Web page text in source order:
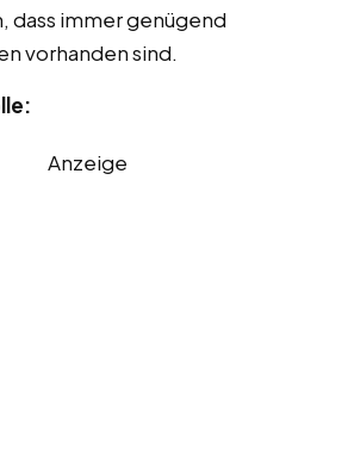
dass immer genügend
vorhanden sind.
Anzeige